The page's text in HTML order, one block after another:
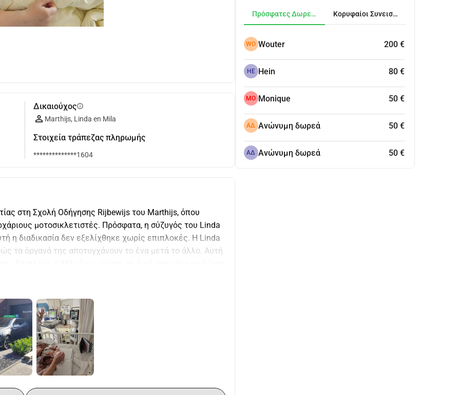
Δικαιούχοςinfo
Marthijs, Linda en Mila
Στοιχεία τράπεζας πληρωμής
**************1604
στη Σχολή Οδήγησης Rijbewijs του Marthijs, όπου
μοτοσικλετιστές. Πρόσφατα, η σύζυγός του Linda
η διαδικασία δεν εξελίχθηκε χωρίς επιπλοκές. Η Linda
τα όργανά της αποτυγχάνουν το ένα μετά το άλλο. Αυτή
του, με αποτέλεσμα η οικογένεια να βρίσκεται
φέρνει σε μεγάλη οικονομική αβεβαιότητα. Για να
σε αυτή τη δύσκολη περίοδο, έχω δημιουργήσει αυτήν την
επικεντρωθεί πλήρως στη φροντίδα της Linda και της
ζητήματα.
Πρόσφατες Δωρεές Κορυφαίοι Συνεισφέροντες
WO Wouter 200 €
HE Hein 80 €
MO Monique 50 €
ΑΔ Ανώνυμη δωρεά 50 €
ΑΔ Ανώνυμη δωρεά 50 €